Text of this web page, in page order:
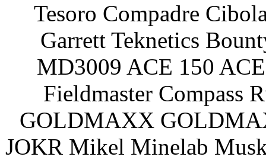
Tesoro Compadre
Garrett Teknetics
MD3009 ACE 150
Fieldmaster Compass
GOLDMAXX
JOKR Mikel Minelab